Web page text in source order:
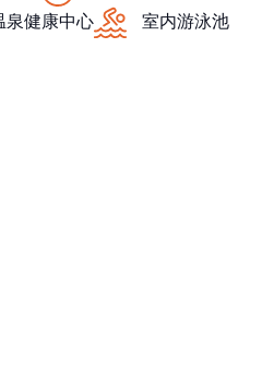
泉健康中心
室内游泳池